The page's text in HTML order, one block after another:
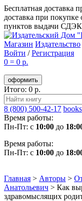
Бесплатная доставка
доставка при покупке
пунктов выдачи СДЭК
Магазин Издательство
Войти /Регистрация
0 = 0 р.
оформить
Итого: 0 р.
8 (800) 500-42-17
Время работы:
Пн-Пт: с 10:00 до
Время работы:
Пн-Пт: с 10:00 до
Главная > Авторы >
Анатольевич > Как
здравомыслящих